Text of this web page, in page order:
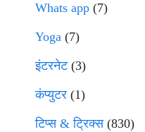
Whats app (7)
Yoga (7)
इंटरनेट(3)
कंप्युटर (1)
टिप्स & ट्रिक्स(830)